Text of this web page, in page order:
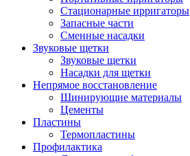
Стационарные ирригаторы
Запасные части
Сменные насадки
Звуковые щетки
Звуковые щетки
Насадки для щетки
Непрямое восстановление
Шинирующие материалы
Цементы
Пластины
Термопластины
Профилактика